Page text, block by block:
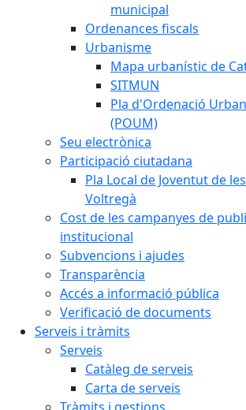
municipal
Ordenances fiscals
Urbanisme
Mapa urbanístic de
SITMUN
Pla d'Ordenació
(POUM)
Seu electrònica
Participació ciutadana
Pla Local de Joventut de
Voltregà
Cost de les campanyes de
institucional
Subvencions i ajudes
Transparència
Accés a informació pública
Verificació de documents
Serveis i tràmits
Serveis
Catàleg de serveis
Carta de serveis